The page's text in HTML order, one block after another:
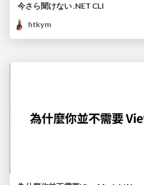
今さら聞けない .NET CLI
htkym